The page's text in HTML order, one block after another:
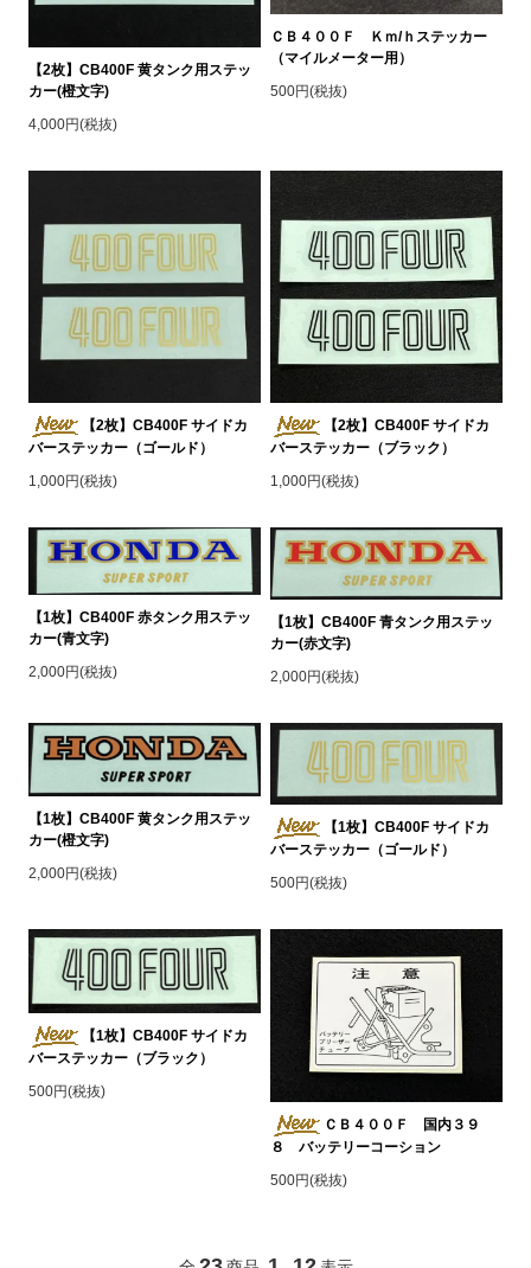
【2枚】CB400F 黄タンク用ステッ
カー(橙文字)
4,000円(税抜)
ＣＢ４００Ｆ Ｋｍ/ｈステッカー
（マイルメーター用）
500円(税抜)
【2枚】CB400F サイドカ
バーステッカー（ゴールド）
1,000円(税抜)
【2枚】CB400F サイドカ
バーステッカー（ブラック）
1,000円(税抜)
【1枚】CB400F 赤タンク用ステッ
カー(青文字)
2,000円(税抜)
【1枚】CB400F 青タンク用ステッ
カー(赤文字)
2,000円(税抜)
【1枚】CB400F 黄タンク用ステッ
カー(橙文字)
2,000円(税抜)
【1枚】CB400F サイドカ
バーステッカー（ゴールド）
500円(税抜)
【1枚】CB400F サイドカ
バーステッカー（ブラック）
500円(税抜)
ＣＢ４００Ｆ 国内３９
８ バッテリーコーション
500円(税抜)